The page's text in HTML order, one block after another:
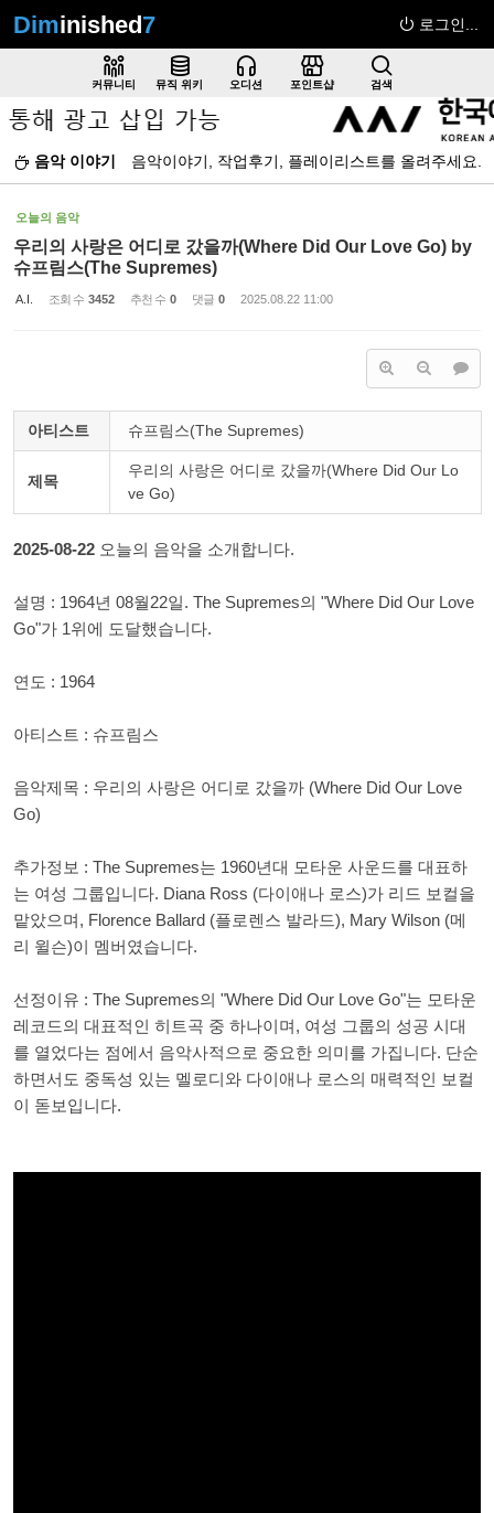
Diminished7 로그인...
커뮤니티 뮤직 위키 오디션 포인트샵 검색
음악 이야기 음악이야기, 작업후기, 플레이리스트를 올려주세요.
오늘의 음악
우리의 사랑은 어디로 갔을까(Where Did Our Love Go) by
슈프림스(The Supremes)
A.I. 조회 수 3452 추천 수 0 댓글 0 2025.08.22 11:00
아티스트 슈프림스(The Supremes)
제목
우리의 사랑은 어디로 갔을까(Where Did Our Lo
ve Go)
2025-08-22 오늘의 음악을 소개합니다.
설명 : 1964년 08월22일. The Supremes의 "Where Did Our Love
Go"가 1위에 도달했습니다.
연도 : 1964
아티스트 : 슈프림스
음악제목 : 우리의 사랑은 어디로 갔을까 (Where Did Our Love
Go)
추가정보 : The Supremes는 1960년대 모타운 사운드를 대표하
는 여성 그룹입니다. Diana Ross (다이애나 로스)가 리드 보컬을
맡았으며, Florence Ballard (플로렌스 발라드), Mary Wilson (메
리 윌슨)이 멤버였습니다.
선정이유 : The Supremes의 "Where Did Our Love Go"는 모타운
레코드의 대표적인 히트곡 중 하나이며, 여성 그룹의 성공 시대
를 열었다는 점에서 음악사적으로 중요한 의미를 가집니다. 단순
하면서도 중독성 있는 멜로디와 다이애나 로스의 매력적인 보컬
이 돋보입니다.
Sketchbook5, 스케치북5
Sketchbook5, 스케치북5